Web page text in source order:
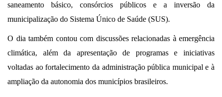
saneamento básico, consórcios públicos e a inversão da
municipalização do Sistema Único de Saúde (SUS).
O dia também contou com discussões relacionadas à emergência
climática, além da apresentação de programas e iniciativas
voltadas ao fortalecimento da administração pública municipal e à
ampliação da autonomia dos municípios brasileiros.